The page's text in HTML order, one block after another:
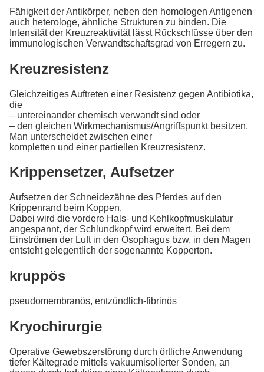
Fähigkeit der Antikörper, neben den homologen Antigenen
auch heterologe, ähnliche Strukturen zu binden. Die
Intensität der Kreuzreaktivität lässt Rückschlüsse über den
immunologischen Verwandtschaftsgrad von Erregern zu.
Kreuzresistenz
Gleichzeitiges Auftreten einer Resistenz gegen Antibiotika,
die
– untereinander chemisch verwandt sind oder
– den gleichen Wirkmechanismus/Angriffspunkt besitzen.
Man unterscheidet zwischen einer
kompletten und einer partiellen Kreuzresistenz.
Krippensetzer, Aufsetzer
Aufsetzen der Schneidezähne des Pferdes auf den
Krippenrand beim Koppen.
Dabei wird die vordere Hals- und Kehlkopfmuskulatur
angespannt, der Schlundkopf wird erweitert. Bei dem
Einströmen der Luft in den Ösophagus bzw. in den Magen
entsteht gelegentlich der sogenannte Kopperton.
kruppös
pseudomembranös, entzündlich-fibrinös
Kryochirurgie
Operative Gewebszerstörung durch örtliche Anwendung
tiefer Kältegrade mittels vakuumisolierter Sonden, an